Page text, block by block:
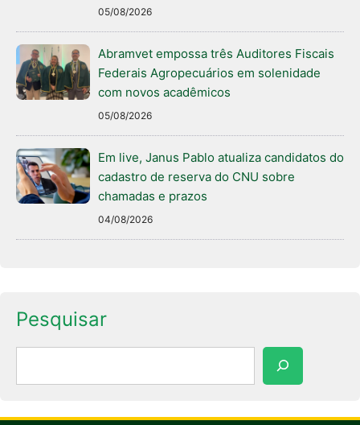
05/08/2026
Abramvet empossa três Auditores Fiscais
Federais Agropecuários em solenidade
com novos acadêmicos
05/08/2026
Em live, Janus Pablo atualiza candidatos do
cadastro de reserva do CNU sobre
chamadas e prazos
04/08/2026
Pesquisar